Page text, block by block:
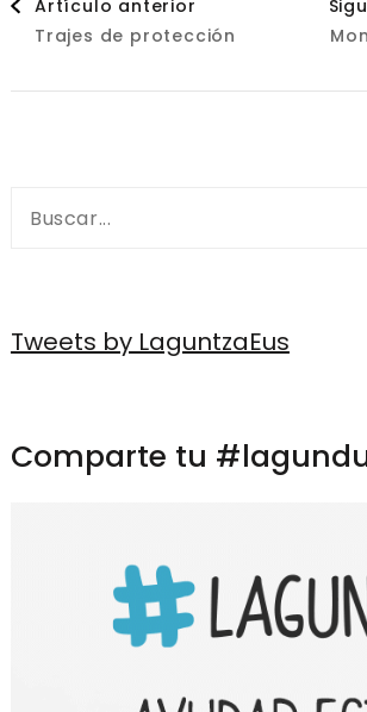
de
Artículo anterior
Trajes de protección
Buscar:
Tweets by LaguntzaEus
Comparte tu